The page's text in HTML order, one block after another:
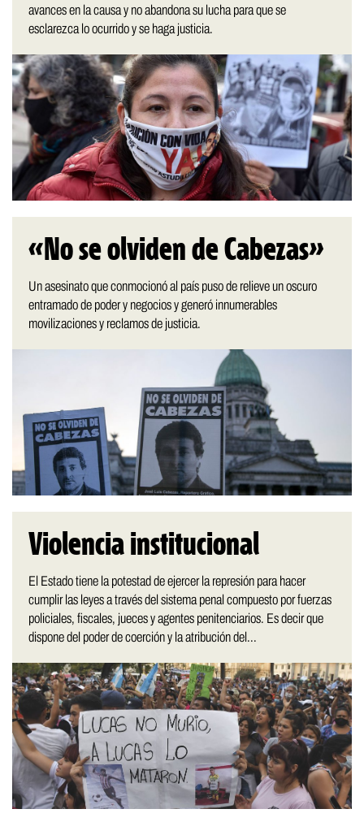
avances en la causa y no abandona su lucha para que se
esclarezca lo ocurrido y se haga justicia.
«No se olviden de Cabezas»
Un asesinato que conmocionó al país puso de relieve un oscuro
entramado de poder y negocios y generó innumerables
movilizaciones y reclamos de justicia.
Violencia institucional
El Estado tiene la potestad de ejercer la represión para hacer
cumplir las leyes a través del sistema penal compuesto por fuerzas
policiales, fiscales, jueces y agentes penitenciarios. Es decir que
dispone del poder de coerción y la atribución del...